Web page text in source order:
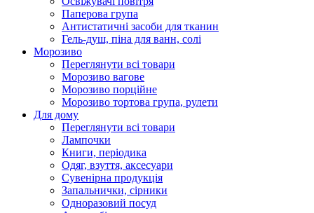
Паперова група
Антистатичні засоби для тканин
Гель-душ, піна для ванн, солі
Морозиво
Переглянути всі товари
Морозиво вагове
Морозиво порційне
Морозиво тортова група, рулети
Для дому
Переглянути всі товари
Лампочки
Книги, періодика
Одяг, взуття, аксесуари
Сувенірна продукція
Запальнички, сірники
Одноразовий посуд